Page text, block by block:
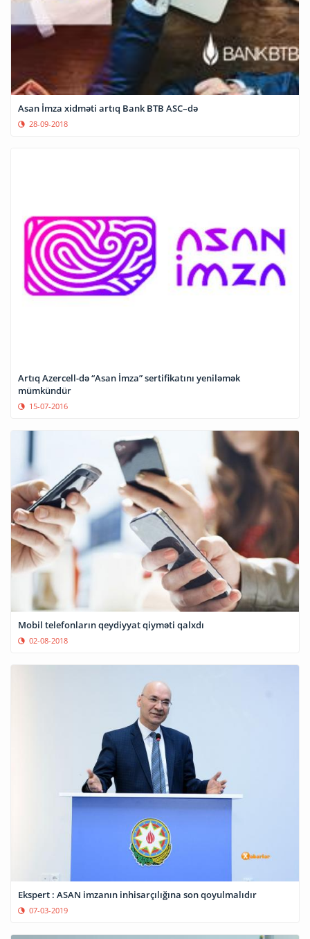
Asan İmza xidməti artıq Bank BTB ASC–də
28-09-2018
Artıq Azercell-də “Asan İmza” sertifikatını yeniləmək
mümkündür
15-07-2016
Mobil telefonların qeydiyyat qiyməti qalxdı
02-08-2018
Ekspert : ASAN imzanın inhisarçılığına son qoyulmalıdır
07-03-2019